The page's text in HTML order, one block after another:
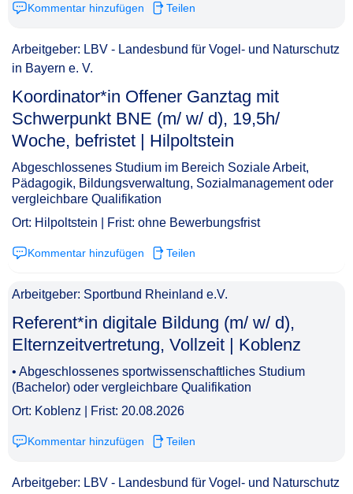
Kommentar hinzufügen Teilen
Arbeitgeber: LBV - Landesbund für Vogel- und Naturschutz
in Bayern e. V.
Koordinator*in Offener Ganztag mit
Schwerpunkt BNE (m/ w/ d), 19,5h/
Woche, befristet | Hilpoltstein​‌‌‌‌​‌​‌‌​‌‌​​‌​‌‌
Abgeschlossenes Studium im Bereich Soziale Arbeit,
Pädagogik, Bildungsverwaltung, Sozialmanagement oder
vergleichbare Qualifikation
Ort: Hilpoltstein | Frist: ohne Bewerbungsfrist
Kommentar hinzufügen Teilen
Arbeitgeber: Sportbund Rheinland e.V.
Referent*in digitale Bildung (m/ w/ d),
Elternzeitvertretung, Vollzeit | Koblenz​‌‌‌‌​‌​‌‌​‌‌​​​‌‌‌
• Abgeschlossenes sportwissenschaftliches Studium
(Bachelor) oder vergleichbare Qualifikation
Ort: Koblenz | Frist: 20.08.2026
Kommentar hinzufügen Teilen
Arbeitgeber: LBV - Landesbund für Vogel- und Naturschutz